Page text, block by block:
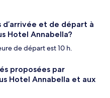
d’arrivée et de départ à
Hotel Annabella?
de départ est 10 h.
proposées par
Hotel Annabella et aux